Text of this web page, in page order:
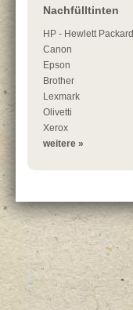
Nachfülltinten
HP - Hewlett Packard
Canon
Epson
Brother
Lexmark
Olivetti
Xerox
weitere »